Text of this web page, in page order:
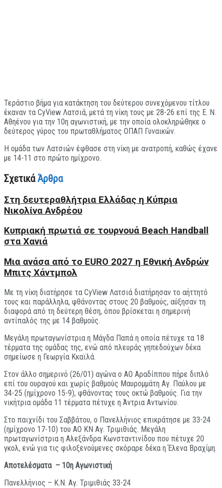
Τεράστιο βήμα για κατάκτηση του δεύτερου συνεχόμενου τίτλου
έκαναν τα CyView Λατσιά, μετά τη νίκη τους με 28-26 επί της Ε. Ν.
Αθηένου για την 10η αγωνιστική, με την οποία ολοκληρώθηκε ο
δεύτερος γύρος του πρωταθλήματος ΟΠΑΠ Γυναικών.
Η ομάδα των Λατσιών έφθασε στη νίκη με ανατροπή, καθώς έχανε
με 14-11 στο πρώτο ημίχρονο.
ΣχετικάΆρθρα
Στη δευτεραθλήτρια Ελλάδας η Κύπρια
Νικολίνα Ανδρέου
Kυπριακή πρωτιά σε τουρνουά Beach Handball
στα Χανιά
Μια ανάσα από το EURO 2027 η Εθνική Ανδρών
Μπιτς Χάντμπολ
Με τη νίκη διατήρησε τα CyView Λατσιά διατήρησαν το αήττητό
τους και παράλληλα, φθάνοντας στους 20 βαθμούς, αύξησαν τη
διαφορά από τη δεύτερη θέση, όπου βρίσκεται η σημερινή
αντίπαλός της με 14 βαθμούς.
Μεγάλη πρωταγωνίστρια η Μάγδα Παπά η οποία πέτυχε τα 18
τέρματα της ομάδας της, ενώ από πλευράς γηπεδούχων δέκα
σημείωσε η Γεωργία Κκαϊλά.
Στον άλλο σημερινό (26/01) αγώνα ο ΑΟ Αραδίππου πήρε διπλό
επί του ουραγού και χωρίς βαθμούς Μαυρομμάτη Αγ. Παύλου με
34-25 (ημίχρονο 15-9), φθάνοντας τους οκτώ βαθμούς. Για την
νικήτρια ομάδα 11 τέρματα πέτυχε η Άντρια Αντωνίου.
Στο παιχνίδι του Σαββάτου, ο Πανελλήνιος επικράτησε με 33-24
(ημίχρονο 17-10) του ΑΟ ΚΝ Αγ. Τριμιθιάς. Μεγάλη
πρωταγωνίστρια η Αλεξάνδρα Κωνσταντινίδου που πέτυχε 20
γκολ, ενώ για τις φιλοξενούμενες σκόραρε δέκα η Έλενα Βραχίμη.
Αποτελέσματα – 10η Αγωνιστική
Πανελλήνιος – K.Ν. Αγ. Τριμιθιάς 33-24